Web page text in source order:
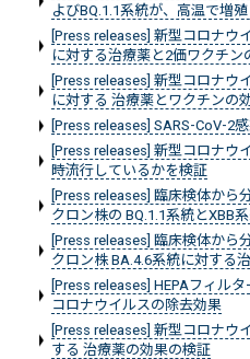
よびBQ.1.1系統が、高温で増
[Press releases] 新型コロナウ
に対する治療薬と2価ワクチン
[Press releases] 新型コロナウ
に対する 治療薬とワクチンの
[Press releases] SARS-CoV-2
[Press releases] 新型コロナウ
時流行しているかを検証
[Press releases] 臨床検体から
クロン株の BQ.1.1系統とXBB
[Press releases] 臨床検体から
クロン株 BA.4.6系統に対する
[Press releases] HEPAフィル
コロナウイルスの除去効果
[Press releases] 新型コロナウ
する 治療薬の効果の検証